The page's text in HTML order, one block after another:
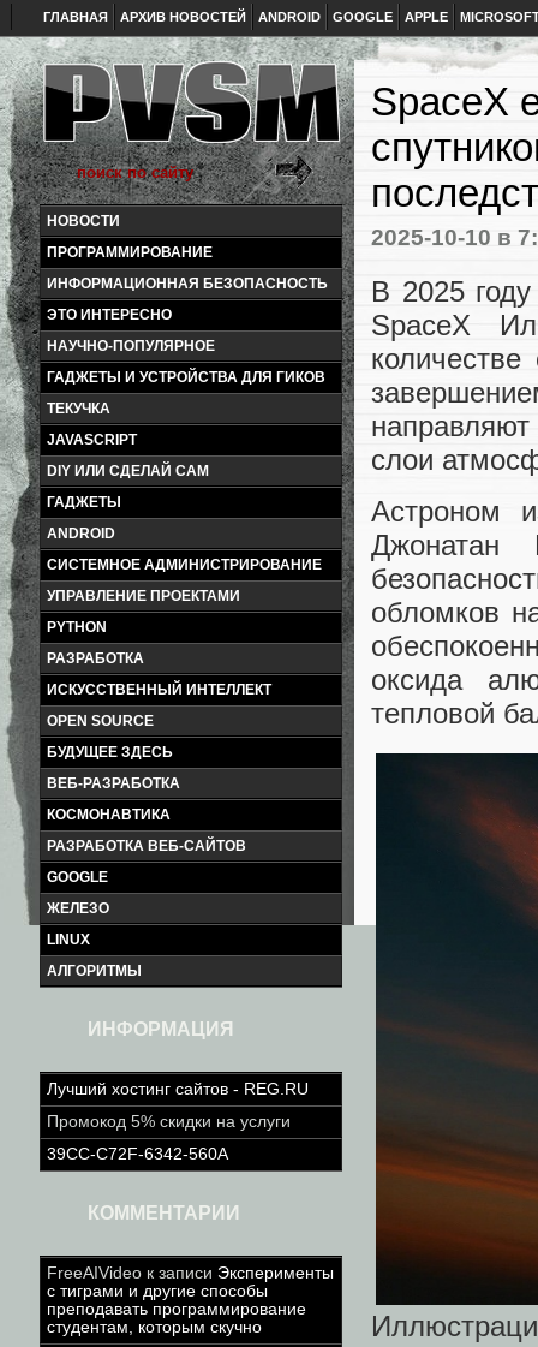
ГЛАВНАЯ АРХИВ НОВОСТЕЙ ANDROID GOOGLE APPLE
НОВОСТИ
ПРОГРАММИРОВАНИЕ
ИНФОРМАЦИОННАЯ БЕЗОПАСНОСТЬ
ЭТО ИНТЕРЕСНО
НАУЧНО-ПОПУЛЯРНОЕ
ГАДЖЕТЫ И УСТРОЙСТВА ДЛЯ ГИКОВ
ТЕКУЧКА
JAVASCRIPT
DIY ИЛИ СДЕЛАЙ САМ
ГАДЖЕТЫ
ANDROID
СИСТЕМНОЕ АДМИНИСТРИРОВАНИЕ
УПРАВЛЕНИЕ ПРОЕКТАМИ
PYTHON
РАЗРАБОТКА
ИСКУССТВЕННЫЙ ИНТЕЛЛЕКТ
OPEN SOURCE
БУДУЩЕЕ ЗДЕСЬ
ВЕБ-РАЗРАБОТКА
КОСМОНАВТИКА
РАЗРАБОТКА ВЕБ-САЙТОВ
GOOGLE
ЖЕЛЕЗО
LINUX
АЛГОРИТМЫ
ИНФОРМАЦИЯ
Лучший хостинг сайтов - REG.RU
Промокод 5% скидки на услуги
39CC-C72F-6342-560A
КОММЕНТАРИИ
FreeAIVideo к записи Эксперименты
с тиграми и другие способы
преподавать программирование
студентам, которым скучно
SpaceX
2025-10-10 в
В 2025
SpaceX
слои
Астроном
Джонатан
обломков
оксида
тепловой